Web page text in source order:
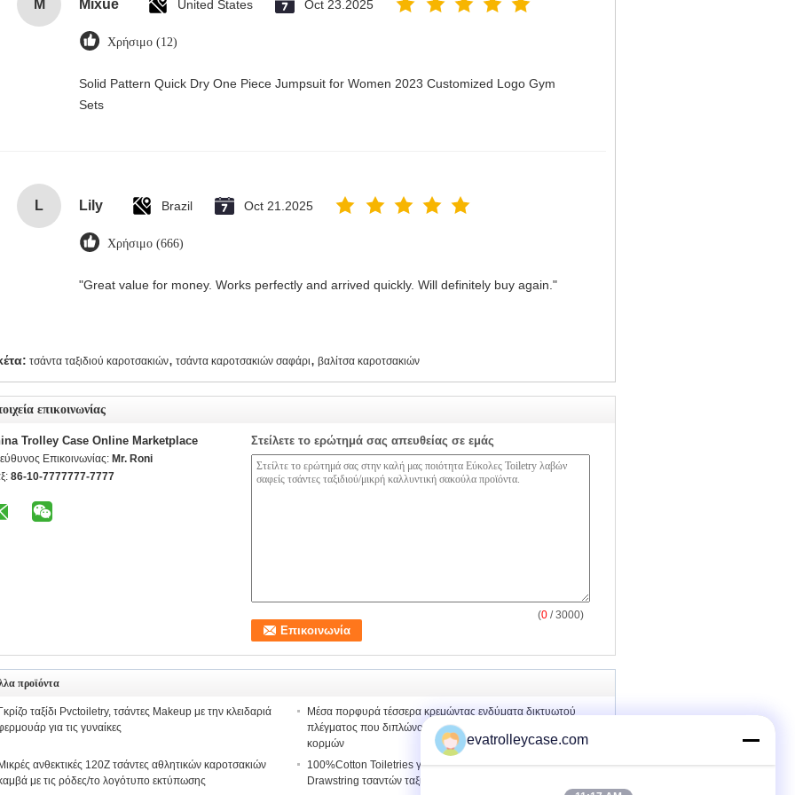
M Mixue United States Oct 23.2025
Χρήσιμο (12)
Solid Pattern Quick Dry One Piece Jumpsuit for Women 2023 Customized Logo Gym
Sets
L Lily Brazil Oct 21.2025
Χρήσιμο (666)
"Great value for money. Works perfectly and arrived quickly. Will definitely buy again."
τσάντα ταξιδιού καροτσακιών, τσάντα καροτσακιών σαφάρι, βαλίτσα καροτσακιών
επικοινωνίας
Trolley Case Online Marketplace
Επικοινωνίας: Mr. Roni
86-10-7777777-7777
Στείλετε το ερώτημά σας απευθείας σε εμάς
(0 / 3000)
προϊόντα
ταξίδι Pvctoiletry, τσάντες Makeup με την κλειδαριά
για τις γυναίκες
Μέσα πορφυρά τέσσερα κρεμώντας ενδύματα δικτυωτού
πλέγματος που διπλώνουν τις τσάντες διοργανωτών
κορμών
ανθεκτικές 120Z τσάντες αθλητικών καροτσακιών
με τις ρόδες/το λογότυπο εκτύπωσης
100%Cotton Toiletries γκρίζες τσάντες 15.5cm*23cm
Drawstring τσαντών ταξιδιού
evatrolleycase.com